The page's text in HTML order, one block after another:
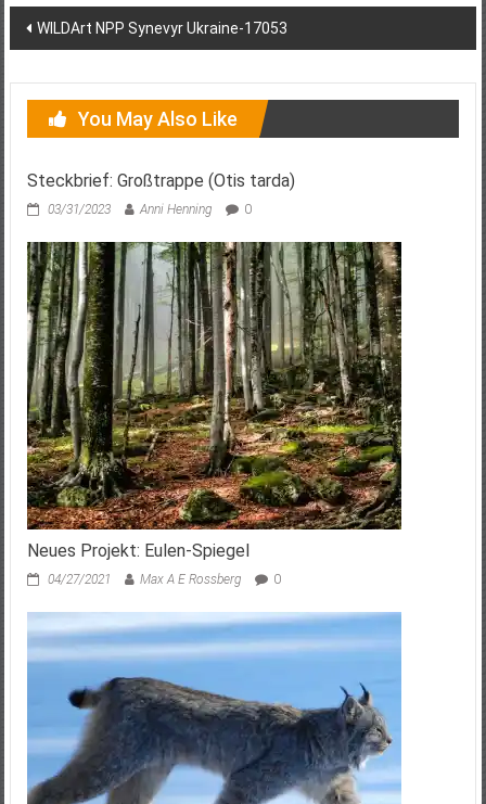
Post
WILDArt NPP Synevyr Ukraine-17053
You May Also Like
Steckbrief: Großtrappe (Otis tarda)
03/31/2023 Anni Henning 0
Neues Projekt: Eulen-Spiegel
04/27/2021 Max A E Rossberg 0